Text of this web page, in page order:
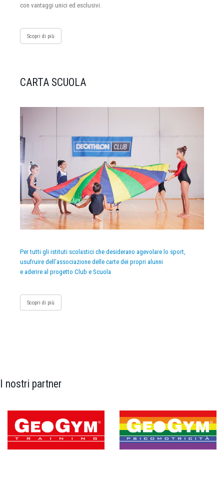
con vantaggi unici ed esclusivi.
Scopri di più
CARTA SCUOLA
Per tutti gli istituti scolastici che desiderano agevolare lo sport,
usufruire dell’associazione delle carte dei propri alunni
e aderire al progetto Club e Scuola
Scopri di più
I nostri partner